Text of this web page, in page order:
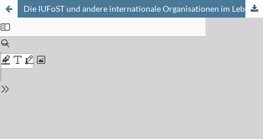
Die IUFoST und andere internationale Organisationen im Lebensmittelbereich